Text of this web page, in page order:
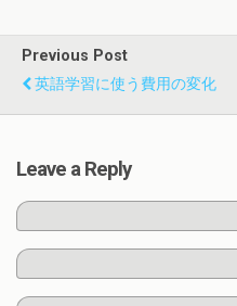
Previous Post
英語学習に使う費用の変化
Leave a Reply